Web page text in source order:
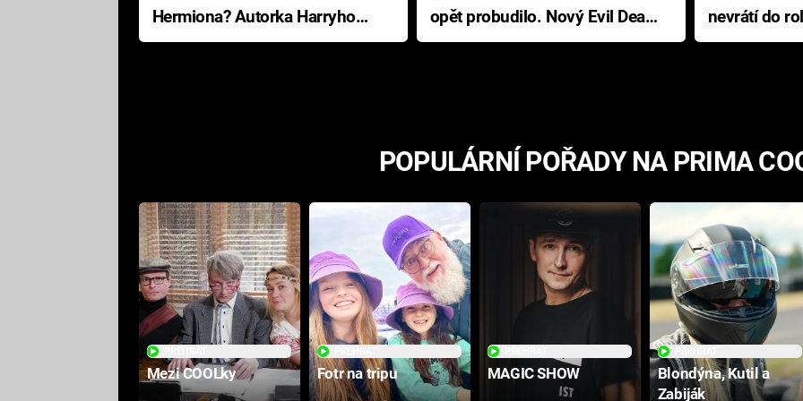
Hermiona? Autorka Harryho
Pottera přišla s ráznou
opět probudilo. Nový Evil Dead
přichází s neodolatelnou
nevrátí do
Ameriky
POPULÁRNÍ POŘADY NA PRIMA
Mezi COOLky Fotr na tripu MAGIC SHOW
Blondýna, Kutil a
Zabiják